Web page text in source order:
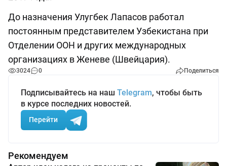
До назначения Улугбек Лапасов работал
постоянным представителем Узбекистана при
Отделении ООН и других международных
организациях в Женеве (Швейцария).
3024 0 Поделиться
Подписывайтесь на наш Telegram, чтобы быть
в курсе последних новостей.
Перейти
Рекомендуем